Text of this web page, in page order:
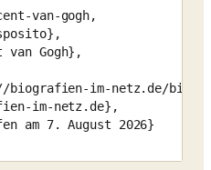
van-gogh,
van Gogh},
biografien-im-netz.de/
im-netz.de},
am 7. August 2026}